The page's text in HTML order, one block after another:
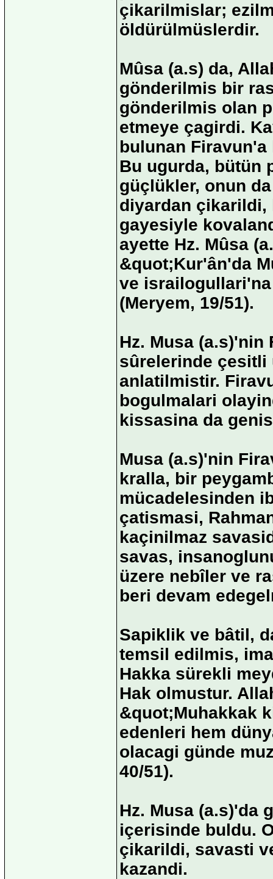
çikarilmislar;
öldürülmüslerdir.
Mûsa (a.s) da,
gönderilmis bir
gönderilmis olan
etmeye çagirdi.
bulunan
Bu ugurda, bütün
güçlükler, onun
diyardan çikarildi,
gayesiyle
ayette Hz. Mûsa
&quot;Kur'ân'da
ve
(Meryem, 19/51).
Hz. Musa
sûrelerinde çesitli
anlatilmistir.
bogulmalari
kissasina da
Musa (a.s)'nin
kralla, bir
mücadelesinden
çatismasi,
kaçinilmaz
savas,
üzere nebîler ve
beri devam
Sapiklik ve bâtil,
temsil edilmis,
Hakka sürekli
Hak olmustur.
&quot;Muhakkak
edenleri hem
olacagi günde
40/51).
Hz. Musa (a.s)'da
içerisinde buldu.
çikarildi, savasti
kazandi.